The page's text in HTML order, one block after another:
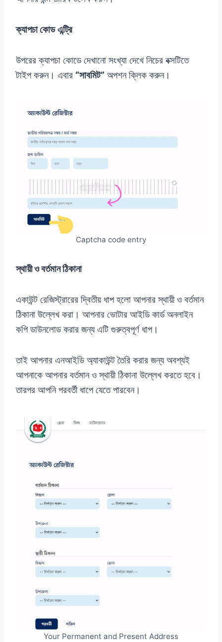
ক্যাপচা কোড এন্ট্রি
উপরের ক্যাপচা কোডে দেখানো সংখ্যা দেখে নিচের বক্সটিতে
টাইপ করুন। এবার “সাবমিট” অপশন ক্লিক করুন।
Captcha code entry
স্থায়ী ও বর্তমান ঠিকানা
একাউন্ট রেজিস্ট্রারের দ্বিতীয় ধাপ হলো আপনার স্থায়ী ও বর্তমান
ঠিকানা উল্লেখ করা। আপনার ভোটার আইডি কার্ড অনলাইন
কপি ডাউনলোড করার জন্য এটি গুরুত্বপূর্ণ ধাপ।
তাই আপনার এনআইডি অ্যাকাউন্ট তৈরি করার জন্য অবশ্যই
আপনাকে আপনার বর্তমান ও স্থায়ী ঠিকানা উল্লেখ করতে হবে।
তারপর আপনি পরবর্তী ধাপে যেতে পারবেন।
Your Permanent and Present Address